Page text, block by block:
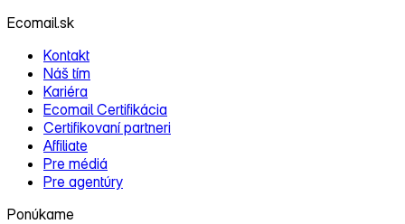
Ecomail.sk
Kontakt
Náš tím
Kariéra
Ecomail Certifikácia
Certifikovaní partneri
Affiliate
Pre médiá
Pre agentúry
Ponúkame